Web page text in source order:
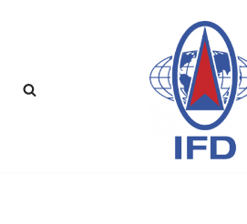
springen